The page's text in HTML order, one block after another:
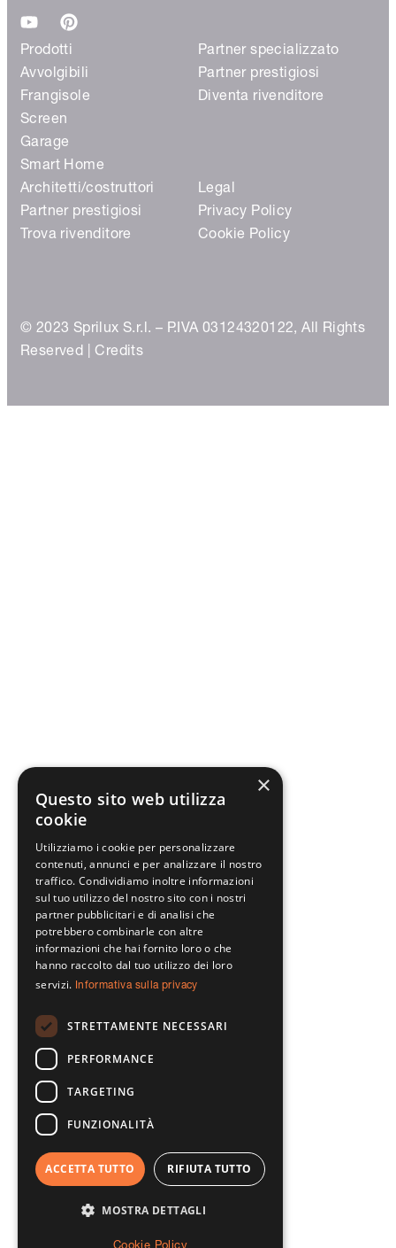
Prodotti
Avvolgibili
Frangisole
Screen
Garage
Smart Home
Partner specializzato
Partner prestigiosi
Diventa rivenditore
Architetti/costruttori
Partner prestigiosi
Trova rivenditore
Legal
Privacy Policy
Cookie Policy
© 2023 Sprilux S.r.l. – P.IVA 03124320122, All Rights
Reserved | Credits
×
Questo sito web utilizza
cookie
Utilizziamo i cookie per personalizzare
contenuti, annunci e per analizzare il nostro
traffico. Condividiamo inoltre informazioni
sul tuo utilizzo del nostro sito con i nostri
partner pubblicitari e di analisi che
potrebbero combinarle con altre
informazioni che hai fornito loro o che
hanno raccolto dal tuo utilizzo dei loro
servizi. Informativa sulla privacy
STRETTAMENTE NECESSARI
PERFORMANCE
TARGETING
FUNZIONALITÀ
ACCETTA TUTTO RIFIUTA TUTTO
MOSTRA DETTAGLI
Cookie Policy